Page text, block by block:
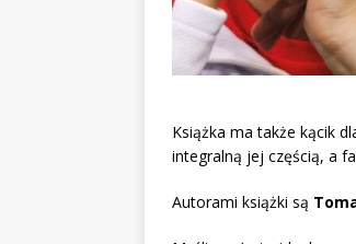
Książka ma także kącik
integralną jej częścią, a
Autorami książki są